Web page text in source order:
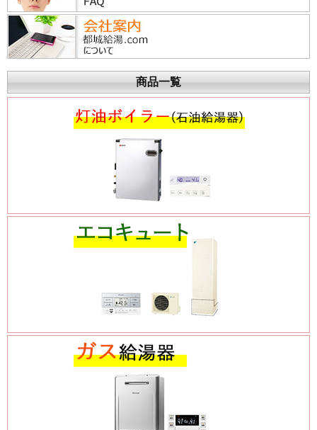
商品一覧